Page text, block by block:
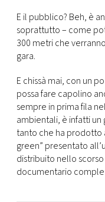
E il pubblico? Beh, è
soprattutto – come
300 metri che
gara.
E chissà mai, con un
possa fare capolino
sempre in prima fila
ambientali, è infatti un
tanto che ha prodotto
green” presentato
distribuito nello
documentario